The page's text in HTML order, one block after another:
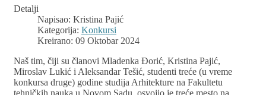
Detalji
Napisao: Kristina Pajić
Kategorija: Konkursi
Kreirano: 09 Oktobar 2024
Naš tim, čiji su članovi Mladenka Đorić, Kristina Pajić,
Miroslav Lukić i Aleksandar Tešić, studenti treće (u vreme
konkursa druge) godine studija Arhitekture na Fakultetu
tehničkih nauka u Novom Sadu, osvojio je treće mesto na